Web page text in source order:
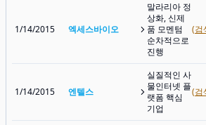
1/14/2015 엑세스바이오
말라리아 정
상화, 신제
품 모멘텀
순차적으로
진행
(검
1/14/2015 엔텔스
실질적인 사
물인터넷 플
랫폼 핵심
기업
(검